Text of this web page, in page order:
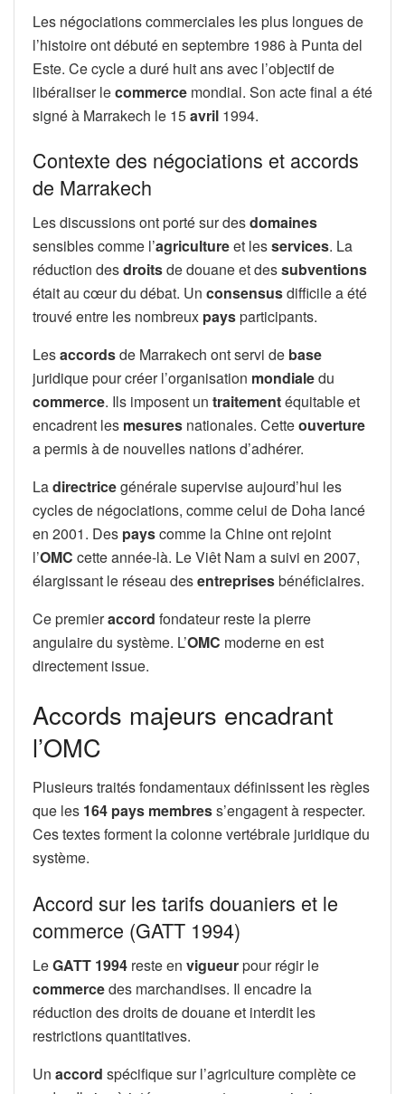
Les négociations commerciales les plus longues de
l’histoire ont débuté en septembre 1986 à Punta del
Este. Ce cycle a duré huit ans avec l’objectif de
libéraliser lecommerce mondial. Son acte final a été
signé à Marrakech le 15avril 1994.
Contexte des négociations et accords
de Marrakech
Les discussions ont porté sur desdomaines
sensibles comme l’agricultureet lesservices. La
réduction desdroitsde douane et dessubventions
était au cœur du débat. Un consensusdifficile a été
trouvé entre les nombreux paysparticipants.
Lesaccordsde Marrakech ont servi de base
juridique pour créer l’organisation mondialedu
commerce. Ils imposent un traitementéquitable et
encadrent les mesures nationales. Cetteouverture
a permis à de nouvelles nations d’adhérer.
Ladirectricegénérale supervise aujourd’hui les
cycles de négociations, comme celui de Doha lancé
en 2001. Des payscomme la Chine ont rejoint
l’OMC cette année-là. Le Viêt Nam a suivi en 2007,
élargissant le réseau desentreprisesbénéficiaires.
Ce premieraccord fondateur reste la pierre
angulaire du système. L’OMC moderne en est
directement issue.
Accords majeurs encadrant
l’OMC
Plusieurs traités fondamentaux définissent les règles
que les 164 pays membress’engagent à respecter.
Ces textes forment la colonne vertébrale juridique du
système.
Accord sur les tarifs douaniers et le
commerce (GATT 1994)
LeGATT 1994 reste en vigueurpour régir le
commercedes marchandises. Il encadre la
réduction des droits de douane et interdit les
restrictions quantitatives.
Un accord spécifique sur l’agriculture complète ce